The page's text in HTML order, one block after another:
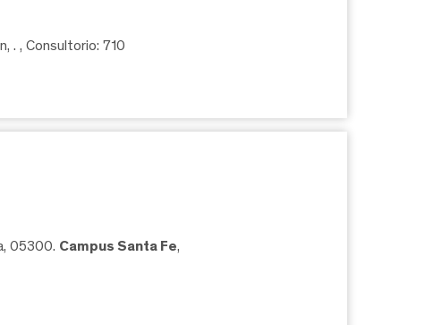
. , Consultorio: 710
05300. Campus Santa Fe,